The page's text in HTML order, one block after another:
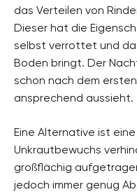
das Verteilen von
Dieser hat die
selbst verrottet und
Boden bringt. Der
schon nach dem
ansprechend aussieht.
Eine Alternative ist
Unkrautbewuchs
großflächig
jedoch immer genug